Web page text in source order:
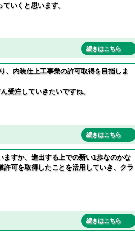
いくと思います。
続きはこちら
、内装仕上工事業の許可取得を目指しま
受注していきたいですね。
続きはこちら
ますか、進出する上での新い1歩なのかな
許可を取得したことを活用していき、クラ
続きはこちら